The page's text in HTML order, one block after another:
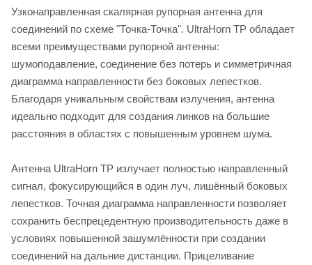
Узконаправленная скалярная рупорная антенна для
соединений по схеме "Точка-Точка". UltraHorn TP обладает
всеми преимуществами рупорной антенны:
шумоподавление, соединение без потерь и симметричная
диаграмма направленности без боковых лепестков.
Благодаря уникальным свойствам излучения, антенна
идеально подходит для создания линков на большие
расстояния в областях с повышенным уровнем шума.
Антенна UltraHorn TP излучает полностью направленный
сигнал, фокусирующийся в один луч, лишённый боковых
лепестков. Точная диаграмма направленности позволяет
сохранить беспрецедентную производительность даже в
условиях повышенной зашумлённости при создании
соединений на дальние дистанции. Прицеливание